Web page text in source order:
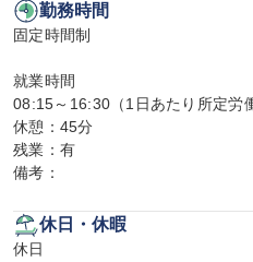
勤務時間
固定時間制
就業時間
08:15～16:30（1日あたり所定労
休憩：45分
残業：有
備考：
休日・休暇
休日